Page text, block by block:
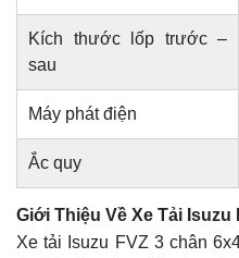
Kích thước lốp trước –
sau
Máy phát điện
Ắc quy
Giới Thiệu Về Xe Tải Isuzu
Xe tải Isuzu FVZ 3 chân